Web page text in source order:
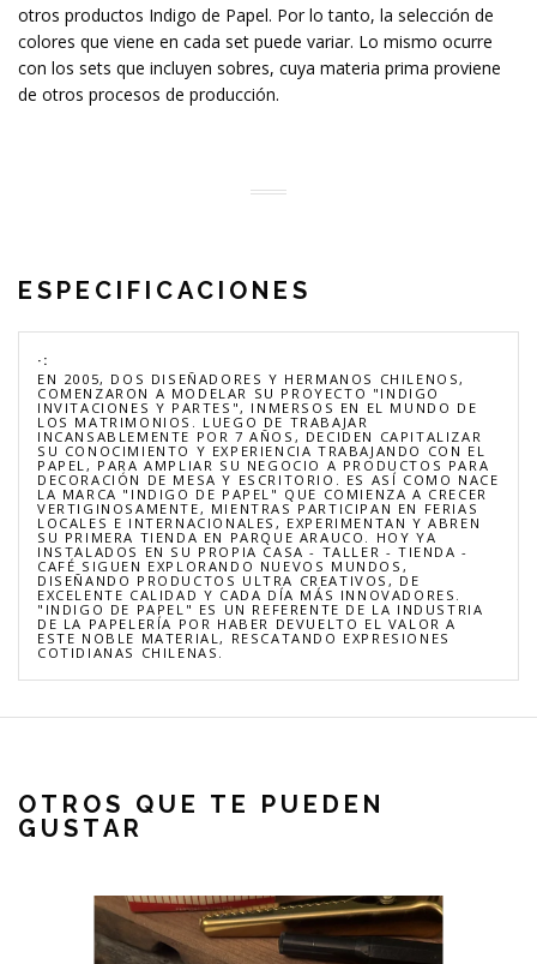
otros productos Indigo de Papel. Por lo tanto, la selección de
colores que viene en cada set puede variar. Lo mismo ocurre
con los sets que incluyen sobres, cuya materia prima proviene
de otros procesos de producción.
ESPECIFICACIONES
·:
EN 2005, DOS DISEÑADORES Y HERMANOS CHILENOS,
COMENZARON A MODELAR SU PROYECTO "INDIGO
INVITACIONES Y PARTES", INMERSOS EN EL MUNDO DE
LOS MATRIMONIOS. LUEGO DE TRABAJAR
INCANSABLEMENTE POR 7 AÑOS, DECIDEN CAPITALIZAR
SU CONOCIMIENTO Y EXPERIENCIA TRABAJANDO CON EL
PAPEL, PARA AMPLIAR SU NEGOCIO A PRODUCTOS PARA
DECORACIÓN DE MESA Y ESCRITORIO. ES ASÍ COMO NACE
LA MARCA "INDIGO DE PAPEL" QUE COMIENZA A CRECER
VERTIGINOSAMENTE, MIENTRAS PARTICIPAN EN FERIAS
LOCALES E INTERNACIONALES, EXPERIMENTAN Y ABREN
SU PRIMERA TIENDA EN PARQUE ARAUCO. HOY YA
INSTALADOS EN SU PROPIA CASA - TALLER - TIENDA -
CAFÉ SIGUEN EXPLORANDO NUEVOS MUNDOS,
DISEÑANDO PRODUCTOS ULTRA CREATIVOS, DE
EXCELENTE CALIDAD Y CADA DÍA MÁS INNOVADORES.
"INDIGO DE PAPEL" ES UN REFERENTE DE LA INDUSTRIA
DE LA PAPELERÍA POR HABER DEVUELTO EL VALOR A
ESTE NOBLE MATERIAL, RESCATANDO EXPRESIONES
COTIDIANAS CHILENAS.
OTROS QUE TE PUEDEN
GUSTAR